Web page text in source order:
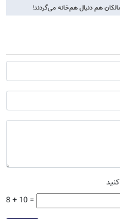
هم دنبال هم‌خانه می‌گردند!
8 + 10 =